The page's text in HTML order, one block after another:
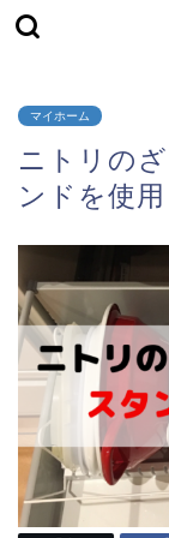
マイホーム
ニトリの
ンドを使